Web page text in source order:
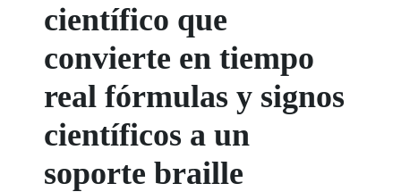
científico que
convierte en tiempo
real fórmulas y signos
científicos a un
soporte braille